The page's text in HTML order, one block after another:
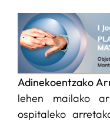
ZERBITZUAK
I+D+I LAGUNTZA
Adinekoentzako
lehen mailako
ospitaleko